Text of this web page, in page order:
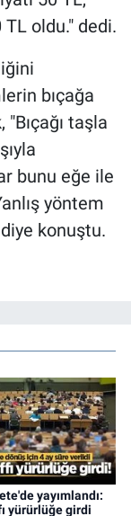
oldu." dedi.
bıçağa
taşla
bunu eğe ile
yöntem
konuştu.
yayımlandı:
yürürlüğe girdi